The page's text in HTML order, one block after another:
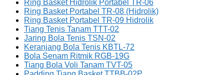
Ring Basket Hidrolik Portabel TR-06
Ring Basket Portabel TR-08 (Hidrolik)
Ring Basket Portabel TR-09 Hidrolik
Tiang Tenis Tanam TTT-02
Jaring Bola Tenis TSN-02
Keranjang Bola Tenis KBTL-72
Bola Senam Ritmik RGB-19G
Tiang Bola Voli Tanam TVT-05